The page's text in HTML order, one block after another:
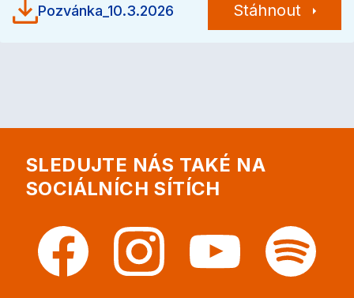
Pozvánka_10.3.2026 Stáhnout
SLEDUJTE NÁS TAKÉ NA
SOCIÁLNÍCH SÍTÍCH